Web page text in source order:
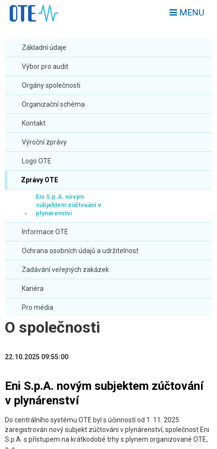
MENU
Základní údaje
Výbor pro audit
Orgány společnosti
Organizační schéma
Kontakt
Výroční zprávy
Logo OTE
Zprávy OTE
Eni S.p.A. novým
subjektem zúčtování v
plynárenství
Informace OTE
Ochrana osobních údajů a udržitelnost
Zadávání veřejných zakázek
Kariéra
Pro média
O společnosti
22.10.2025 09:55:00
Eni S.p.A. novým subjektem zúčtování
v plynárenství
Do centrálního systému OTE byl s účinností od 1. 11. 2025
zaregistrován nový subjekt zúčtování v plynárenství, společnost Eni
S.p.A. s přístupem na krátkodobé trhy s plynem organizované OTE,